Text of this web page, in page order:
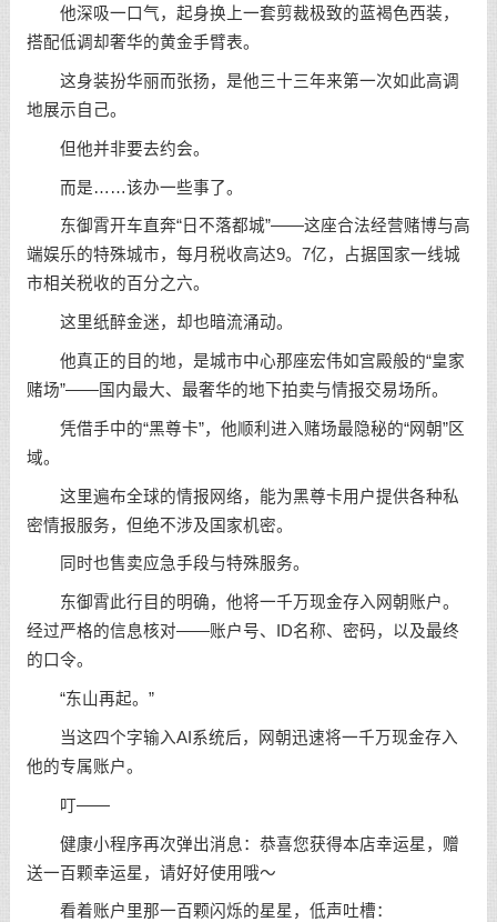
他深吸一口气，起身换上一套剪裁极致的蓝褐色西装，
搭配低调却奢华的黄金手臂表。
这身装扮华丽而张扬，是他三十三年来第一次如此高调
地展示自己。
但他并非要去约会。
而是……该办一些事了。
东御霄开车直奔“日不落都城”——这座合法经营赌博与高
端娱乐的特殊城市，每月税收高达9。7亿，占据国家一线城
市相关税收的百分之六。
这里纸醉金迷，却也暗流涌动。
他真正的目的地，是城市中心那座宏伟如宫殿般的“皇家
赌场”——国内最大、最奢华的地下拍卖与情报交易场所。
凭借手中的“黑尊卡”，他顺利进入赌场最隐秘的“网朝”区
域。
这里遍布全球的情报网络，能为黑尊卡用户提供各种私
密情报服务，但绝不涉及国家机密。
同时也售卖应急手段与特殊服务。
东御霄此行目的明确，他将一千万现金存入网朝账户。
经过严格的信息核对——账户号、ID名称、密码，以及最终
的口令。
“东山再起。”
当这四个字输入AI系统后，网朝迅速将一千万现金存入
他的专属账户。
叮——
健康小程序再次弹出消息：恭喜您获得本店幸运星，赠
送一百颗幸运星，请好好使用哦～
看着账户里那一百颗闪烁的星星，低声吐槽：